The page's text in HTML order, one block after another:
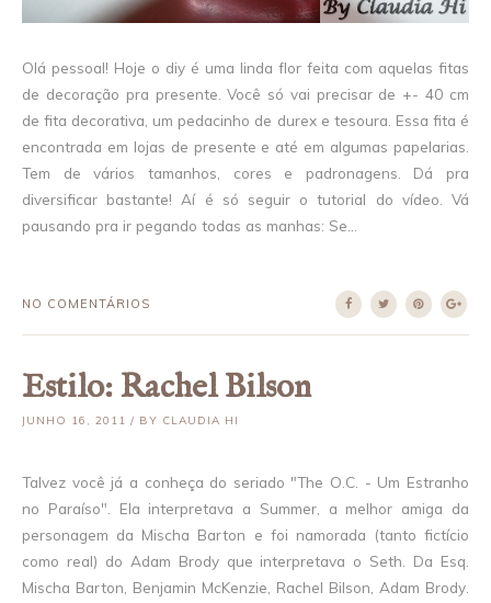
Olá pessoal! Hoje o diy é uma linda flor feita com aquelas fitas
de decoração pra presente. Você só vai precisar de +- 40 cm
de fita decorativa, um pedacinho de durex e tesoura. Essa fita é
encontrada em lojas de presente e até em algumas papelarias.
Tem de vários tamanhos, cores e padronagens. Dá pra
diversificar bastante! Aí é só seguir o tutorial do vídeo. Vá
pausando pra ir pegando todas as manhas: Se...
NO COMENTÁRIOS
Estilo: Rachel Bilson
JUNHO 16, 2011 / BY CLAUDIA HI
Talvez você já a conheça do seriado "The O.C. - Um Estranho
no Paraíso". Ela interpretava a Summer, a melhor amiga da
personagem da Mischa Barton e foi namorada (tanto fictício
como real) do Adam Brody que interpretava o Seth. Da Esq.
Mischa Barton, Benjamin McKenzie, Rachel Bilson, Adam Brody.